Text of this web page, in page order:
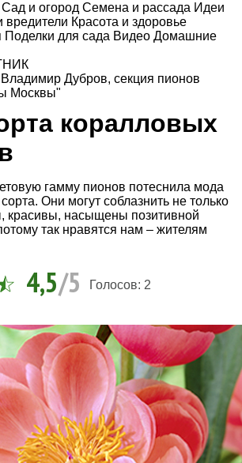
Сад и огород Семена и рассада Идеи
вредители Красота и здоровье
Поделки для сада Видео Домашние
Владимир Дубров, секция пионов
Москвы"
коралловых
гамму пионов потеснила мода
Они могут соблазнить не только
красивы, насыщены позитивной
так нравятся нам – жителям
4,5/5 Голосов: 2